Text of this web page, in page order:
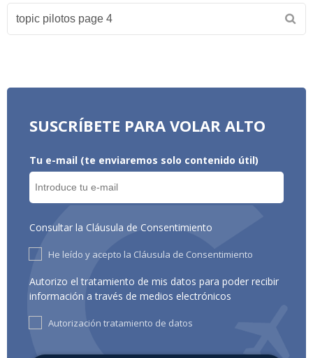
SUSCRÍBETE PARA VOLAR ALTO
Tu e-mail (te enviaremos solo contenido útil)
Consultar la Cláusula de Consentimiento
He leído y acepto la Cláusula de Consentimiento
Autorizo el tratamiento de mis datos para poder recibir
información a través de medios electrónicos
Autorización tratamiento de datos